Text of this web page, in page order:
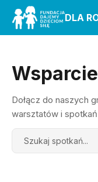
DLA
Dołącz do naszych
warsztatów i
Search